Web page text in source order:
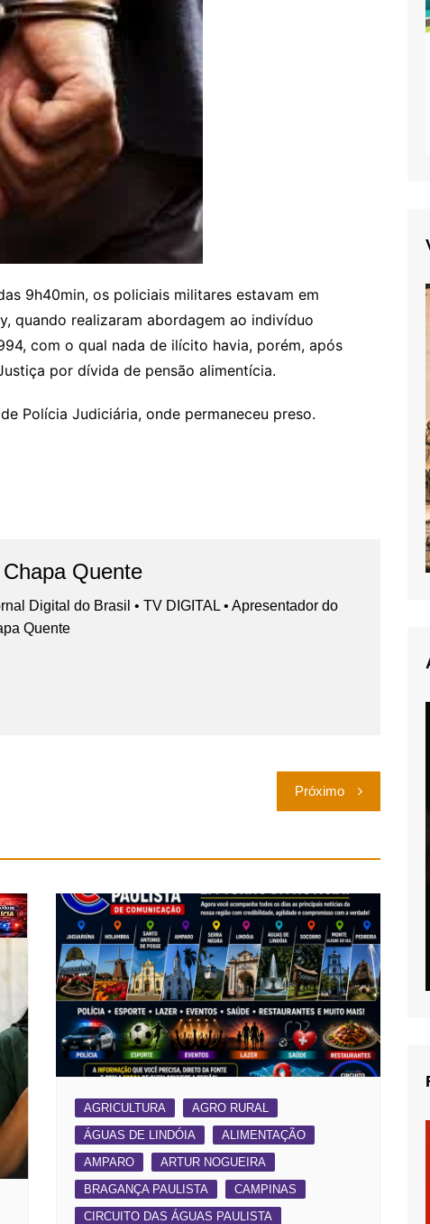
9h40min, os policiais militares estavam em
quando realizaram abordagem ao indivíduo
com o qual nada de ilícito havia, porém, após
por dívida de pensão alimentícia.
Polícia Judiciária, onde permaneceu preso.
Quente
Digital do Brasil • TV DIGITAL • Apresentador do
Quente
Próximo
AGRICULTURA
AGRO RURAL
ÁGUAS DE LINDÓIA
ALIMENTAÇÃO
AMPARO
ARTUR NOGUEIRA
BRAGANÇA PAULISTA
CAMPINAS
CIRCUITO DAS ÁGUAS PAULISTA